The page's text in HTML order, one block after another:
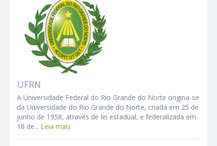
UFRN
A Universidade Federal do Rio Grande do Norte origina-se
da Universidade do Rio Grande do Norte, criada em 25 de
junho de 1958, através de lei estadual, e federalizada em
18 de... Leia mais